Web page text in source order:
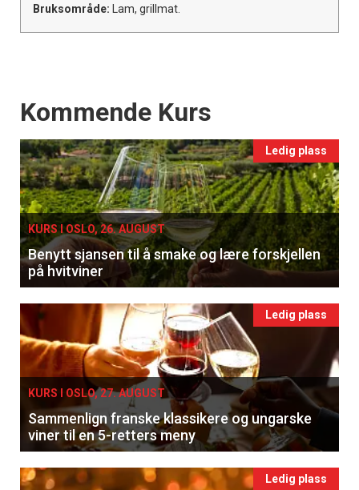
Bruksområde: Lam, grillmat.
Events
Kommende Kurs
Ledig plass
KURS I OSLO, 26. AUGUST
Benytt sjansen til å smake og lære forskjellen
på hvitviner
Ledig plass
KURS I OSLO, 27. AUGUST
Sammenlign franske klassikere og ungarske
viner til en 5-retters meny
Ledig plass